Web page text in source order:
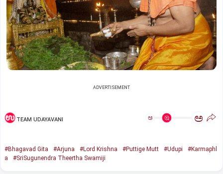
ADVERTISEMENT
TEAM UDAYAVANI ಅ ಅ
#Bhagavad Gita #Arjuna #Lord Krishna #Puttige Mutt #Udupi
#Karmaphl
a
#SriSugunendra Theertha Swamiji